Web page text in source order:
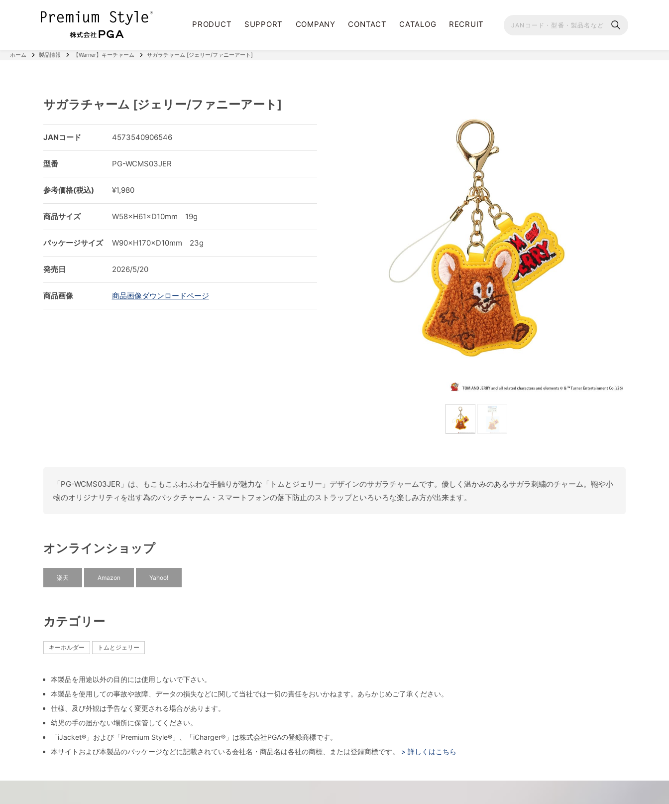
PRODUCT SUPPORT COMPANY CONTACT CATALOG RECRUIT
ホーム 製品情報 【Warner】キーチャーム サガラチャーム [ジェリー/ファニーアート]
サガラチャーム [ジェリー/ファニーアート]
JANコード 4573540906546
型番 PG-WCMS03JER
参考価格(税込) ¥1,980
商品サイズ W58×H61×D10mm 19g
パッケージサイズ W90×H170×D10mm 23g
発売日 2026/5/20
商品画像 商品画像ダウンロードページ
「PG-WCMS03JER」は、もこもこふわふわな手触りが魅力な「トムとジェリー」デザインのサガラチャームです。優しく温かみのあるサガラ刺繍のチャーム。鞄や小
物のオリジナリティを出す為のバックチャーム・スマートフォンの落下防止のストラップといろいろな楽しみ方が出来ます。
オンラインショップ
楽天 Amazon Yahoo!
カテゴリー
キーホルダー トムとジェリー
本製品を用途以外の目的には使用しないで下さい。
本製品を使用しての事故や故障、データの損失などに関して当社では一切の責任をおいかねます。あらかじめご了承ください。
仕様、及び外観は予告なく変更される場合があります。
幼児の手の届かない場所に保管してください。
「iJacket®」および「Premium Style®」、「iCharger®」は株式会社PGAの登録商標です。
本サイトおよび本製品のパッケージなどに記載されている会社名・商品名は各社の商標、または登録商標です。
> 詳しくはこちら